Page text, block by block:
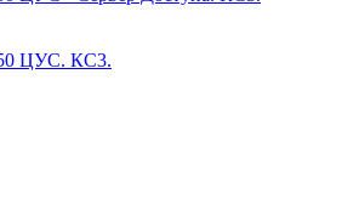
ЦУС. КС3.